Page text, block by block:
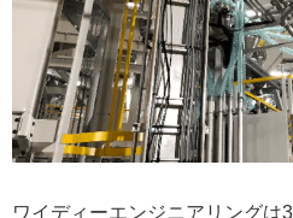
ワイディーエンジニアリングは